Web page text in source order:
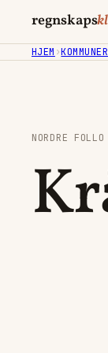
regnskaps
HJEM ›KOMMUNER
NORDRE FOLLO